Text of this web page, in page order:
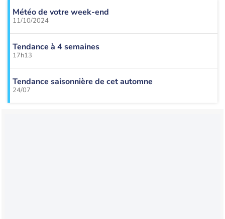
Météo de votre week-end
11/10/2024
Tendance à 4 semaines
17h13
Tendance saisonnière de cet automne
24/07